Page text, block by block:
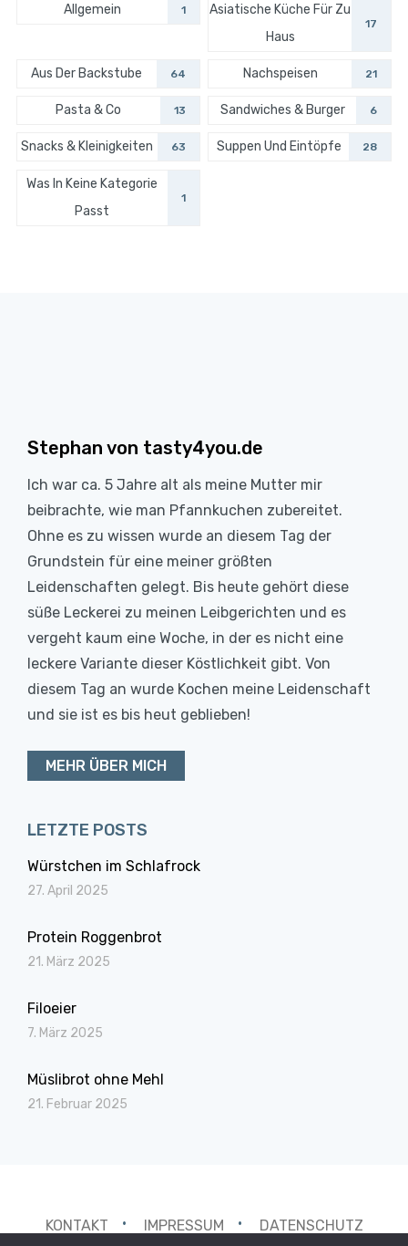
Allgemein 1
Asiatische Küche Für Zu
Haus
17
Aus Der Backstube 64 Nachspeisen 21
Pasta & Co 13 Sandwiches & Burger 6
Snacks & Kleinigkeiten 63 Suppen Und Eintöpfe 28
Was In Keine Kategorie
Passt
1
Stephan von tasty4you.de
Ich war ca. 5 Jahre alt als meine Mutter mir
beibrachte, wie man Pfannkuchen zubereitet.
Ohne es zu wissen wurde an diesem Tag der
Grundstein für eine meiner größten
Leidenschaften gelegt. Bis heute gehört diese
süße Leckerei zu meinen Leibgerichten und es
vergeht kaum eine Woche, in der es nicht eine
leckere Variante dieser Köstlichkeit gibt. Von
diesem Tag an wurde Kochen meine Leidenschaft
und sie ist es bis heut geblieben!
MEHR ÜBER MICH
LETZTE POSTS
Würstchen im Schlafrock
27. April 2025
Protein Roggenbrot
21. März 2025
Filoeier
7. März 2025
Müslibrot ohne Mehl
21. Februar 2025
KONTAKT IMPRESSUM DATENSCHUTZ